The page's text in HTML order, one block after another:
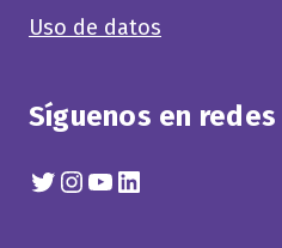
Uso de datos
Síguenos en redes